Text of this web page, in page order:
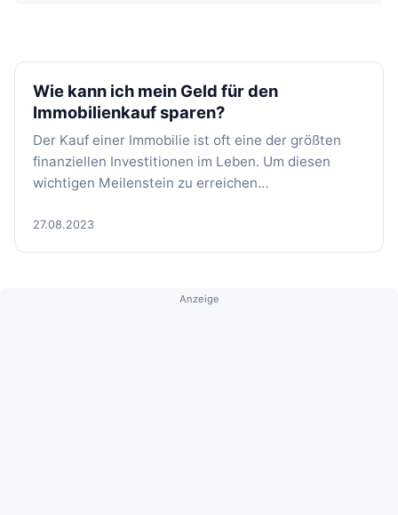
Wie kann ich mein Geld für den
Immobilienkauf sparen?
Der Kauf einer Immobilie ist oft eine der größten
finanziellen Investitionen im Leben. Um diesen
wichtigen Meilenstein zu erreichen…
27.08.2023